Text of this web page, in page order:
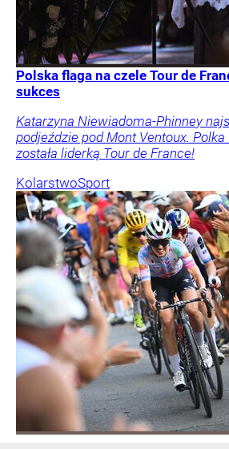
Polska flaga na czele Tour de
sukces
Katarzyna Niewiadoma-Phinney
podjeździe pod Mont Ventoux. Polka
została liderką Tour de France!
KolarstwoSport